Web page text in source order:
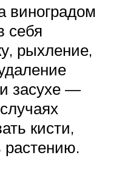
виноградом
себя
рыхление,
засухе —
кисти,
растению.